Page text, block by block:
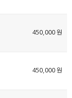
450,000 원
450,000 원